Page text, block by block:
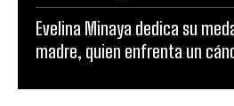
Evelina Minaya dedica su
madre, quien enfrenta un